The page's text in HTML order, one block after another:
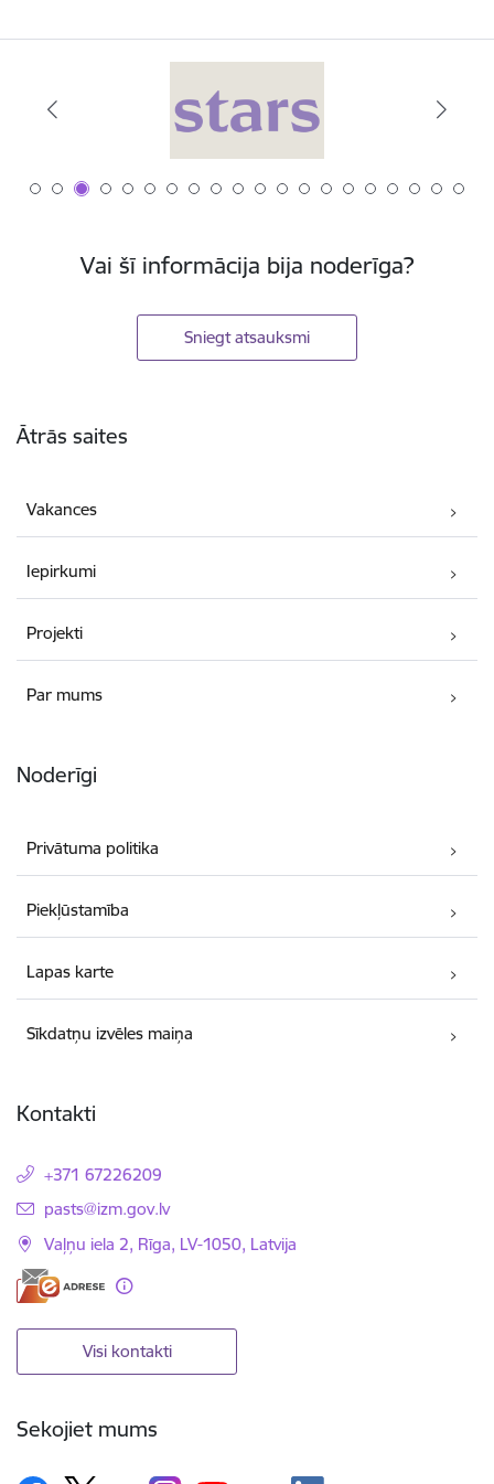
Vai šī informācija bija noderīga?
Sniegt atsauksmi
Ātrās saites
Vakances
Iepirkumi
Projekti
Par mums
Noderīgi
Privātuma politika
Piekļūstamība
Lapas karte
Sīkdatņu izvēles maiņa
Kontakti
+371 67226209
E-pasts:
pasts@izm.gov.lv
Vaļņu iela 2, Rīga, LV-1050, Latvija
Visi kontakti
Sekojiet mums